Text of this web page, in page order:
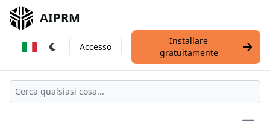
AIPRM
Accesso
Installare
gratuitamente